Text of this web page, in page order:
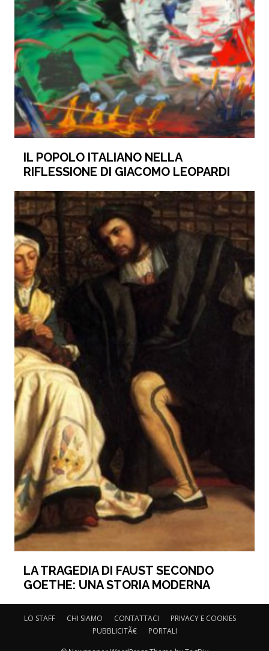
IL POPOLO ITALIANO NELLA
RIFLESSIONE DI GIACOMO LEOPARDI
LA TRAGEDIA DI FAUST SECONDO
GOETHE: UNA STORIA MODERNA
LO STAFF CHI SIAMO CONTATTACI
PRIVACY E COOKIES
PUBBLICITÃ€
PORTALI